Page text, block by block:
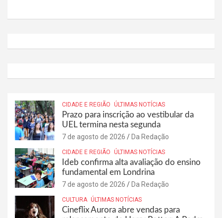
CIDADE E REGIÃO ÚLTIMAS NOTÍCIAS
Prazo para inscrição ao vestibular da
UEL termina nesta segunda
7 de agosto de 2026 Da Redação
CIDADE E REGIÃO ÚLTIMAS NOTÍCIAS
Ideb confirma alta avaliação do ensino
fundamental em Londrina
7 de agosto de 2026 Da Redação
CULTURA ÚLTIMAS NOTÍCIAS
Cineflix Aurora abre vendas para